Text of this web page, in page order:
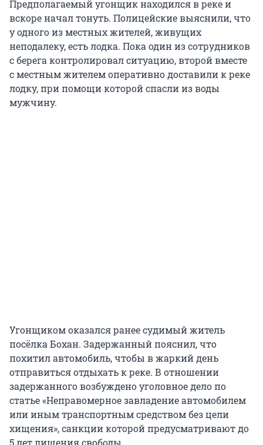
Предполагаемый угонщик находился в реке и
вскоре начал тонуть. Полицейские выяснили, что
у одного из местных жителей, живущих
неподалеку, есть лодка. Пока один из сотрудников
с берега контролировал ситуацию, второй вместе
с местным жителем оперативно доставили к реке
лодку, при помощи которой спасли из воды
мужчину.
Угонщиком оказался ранее судимый житель
посёлка Бохан. Задержанный пояснил, что
похитил автомобиль, чтобы в жаркий день
отправиться отдыхать к реке. В отношении
задержанного возбуждено уголовное дело по
статье «Неправомерное завладение автомобилем
или иным транспортным средством без цели
хищения», санкции которой предусматривают до
5 лет лишения свободы.